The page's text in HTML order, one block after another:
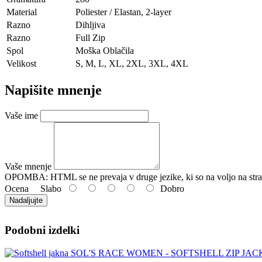
Material
Poliester / Elastan, 2-layer
Razno
Dihljiva
Razno
Full Zip
Spol
Moška Oblačila
Velikost
S, M, L, XL, 2XL, 3XL, 4XL
Napišite mnenje
Vaše ime
Vaše mnenje
OPOMBA: HTML se ne prevaja v druge jezike, ki so na voljo na
Ocena Slabo Dobro
Nadaljujte
Podobni izdelki